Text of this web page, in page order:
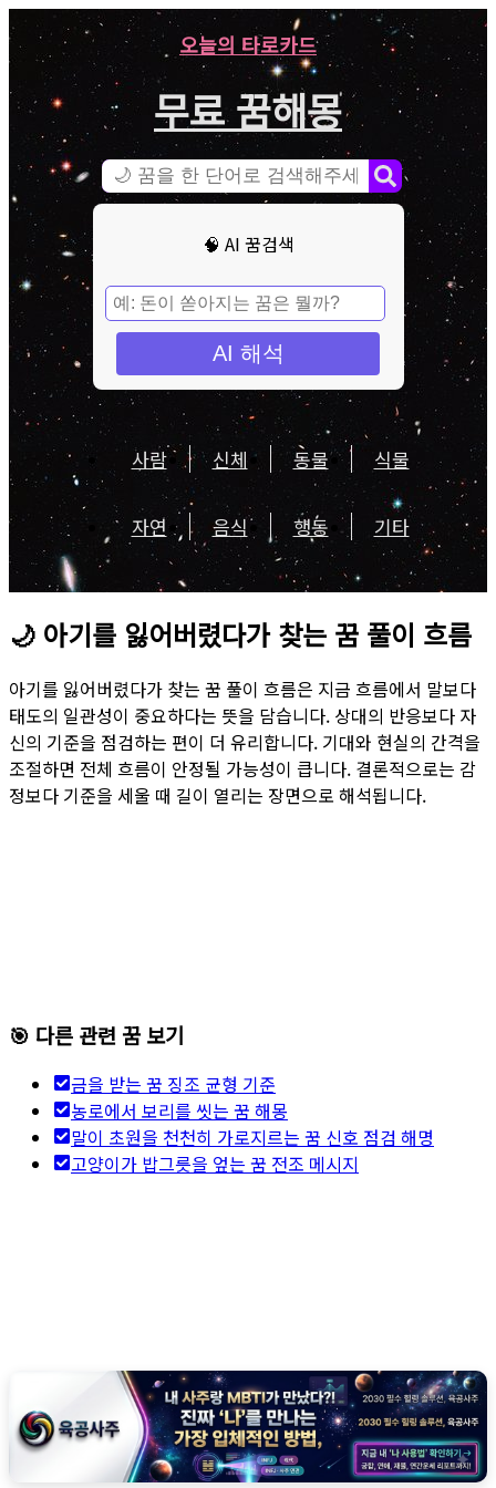
오늘의 타로카드
무료 꿈해몽
🧠 AI 꿈검색
AI 해석
사람 신체 동물 식물
자연 음식 행동 기타
🌙 아기를 잃어버렸다가 찾는 꿈 풀이 흐름
아기를 잃어버렸다가 찾는 꿈 풀이 흐름은 지금 흐름에서 말보다
태도의 일관성이 중요하다는 뜻을 담습니다. 상대의 반응보다 자
신의 기준을 점검하는 편이 더 유리합니다. 기대와 현실의 간격을
조절하면 전체 흐름이 안정될 가능성이 큽니다. 결론적으로는 감
정보다 기준을 세울 때 길이 열리는 장면으로 해석됩니다.
🎯 다른 관련 꿈 보기
금을 받는 꿈 징조 균형 기준
농로에서 보리를 씻는 꿈 해몽
말이 초원을 천천히 가로지르는 꿈 신호 점검 해명
고양이가 밥그릇을 엎는 꿈 전조 메시지